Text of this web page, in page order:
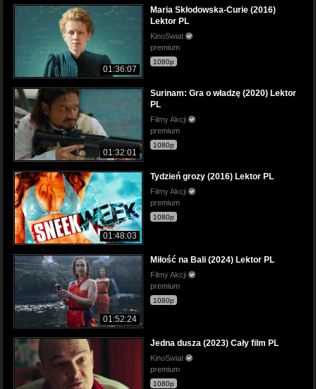
01:36:07
Maria Skłodowska-Curie (2016)
Lektor PL
KinoSwiat
premium
1080p
01:32:01
Surinam: Gra o władzę (2020) Lektor
PL
Filmy Akcji
premium
1080p
01:48:03
Tydzień grozy (2016) Lektor PL
Filmy Akcji
premium
1080p
01:52:24
Miłość na Bali (2024) Lektor PL
Filmy Akcji
premium
1080p
Jedna dusza (2023) Cały film PL
KinoSwiat
premium
1080p